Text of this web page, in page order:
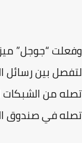
“جوجل” ميزة
بين رسائل
من الشبكات
في صندوق